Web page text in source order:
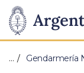
de
Pasar al
… Gendarmería